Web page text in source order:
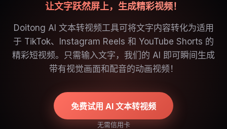
让文字跃然屏上，生成精彩视频！
Doitong AI 文本转视频工具可将文字内容转化为适用
于 TikTok、Instagram Reels 和 YouTube Shorts 的
精彩短视频。只需输入文字，我们的 AI 即可瞬间生成
带有视觉画面和配音的动画视频！
免费试用 AI 文本转视频
无需信用卡